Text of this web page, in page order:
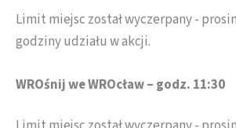
Limit miejsc został wyczerpany -
godziny udziału w akcji.
WROśnij we WROcław – godz. 11:30